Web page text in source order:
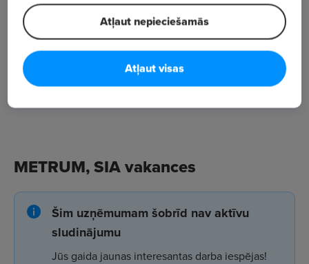
METRUM, SIA vakances
Šim uzņēmumam šobrīd nav aktīvu
sludinājumu
Jūs gaida jaunas interesantas darba iespējas!
Atļaut nepieciešamās
Atļaut visas